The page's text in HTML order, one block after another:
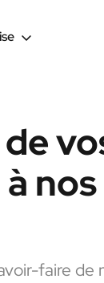
nos
faire de